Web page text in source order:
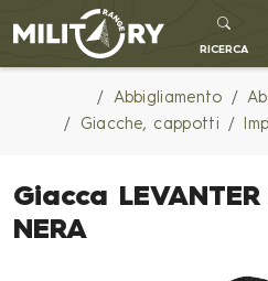
MILITARY RANGE IT
RICERCA
Abbigliamento
Giacche, cappotti
Giacca
NERA